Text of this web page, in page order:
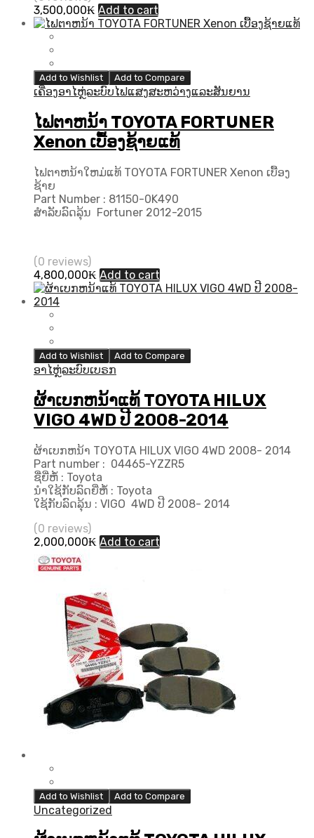
3,500,000₭ Add to cart
Add to Wishlist Add to Compare
ເຄື່ອງອາໄຫຼ່ລະບົບໄຟແສງສະຫວ່າງແລະສັນຍານ
ໄຟຕາຫນ້າ TOYOTA FORTUNER
Xenon ເບື້ອງຊ້າຍແທ້
ໄຟຕາຫນ້າໃຫມ່ແທ້ TOYOTA FORTUNER Xenon ເບື້ອງ
ຊ້າຍ
Part Number : 81150-0K490
ສຳລັບລົດລຸ້ນ Fortuner 2012-2015
(0 reviews)
4,800,000₭ Add to cart
Add to Wishlist Add to Compare
ອາໄຫຼ່ລະບົບເບຣກ
ຜ້າເບກຫນ້າແທ້ TOYOTA HILUX
VIGO 4WD ປີ 2008-2014
ຜ້າເບກຫນ້າ TOYOTA HILUX VIGO 4WD 2008- 2014
Part number : 04465-YZZR5
ຊື່ຍີ່ຫໍ້ : Toyota
ນຳໃຊ້ກັບລົດຍີ່ຫໍ້ : Toyota
ໃຊ້ກັບລົດລຸ້ນ : VIGO 4WD ປີ 2008- 2014
(0 reviews)
2,000,000₭ Add to cart
Add to Wishlist Add to Compare
Uncategorized